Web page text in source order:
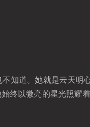
知道。她就是云天明
终以微亮的星光照耀着